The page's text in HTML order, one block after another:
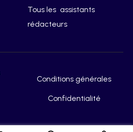
Tous les
rédacteurs
assistants
Conditions générales
Confidentialité